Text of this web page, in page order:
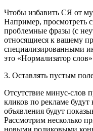
Чтобы избавить СЯ от
Например, просмотреть
проблемные фразы (с
относящиеся к вашему
специализированными
это «Нормализатор
3. Оставлять пустым
Отсутствие минус-слов
кликов по рекламе
объявления будут
Рассмотрим несколько
новыми роликовыми